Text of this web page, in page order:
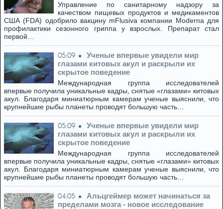
Управление по санитарному надзору за
качеством пищевых продуктов и медикаментов
США (FDA) одобрило вакцину mFlusiva компании Moderna для
профилактики сезонного гриппа у взрослых. Препарат стал
первой…
05:09
Ученые впервые увидели мир
глазами китовых акул и раскрыли их
скрытое поведение
Международная группа исследователей
впервые получила уникальные кадры, снятые «глазами» китовых
акул. Благодаря миниатюрным камерам ученые выяснили, что
крупнейшие рыбы планеты проводят большую часть…
05:09
Ученые впервые увидели мир
глазами китовых акул и раскрыли их
скрытое поведение
Международная группа исследователей
впервые получила уникальные кадры, снятые «глазами» китовых
акул. Благодаря миниатюрным камерам ученые выяснили, что
крупнейшие рыбы планеты проводят большую часть…
04:05
Альцгеймер может начинаться за
пределами мозга - новое исследование